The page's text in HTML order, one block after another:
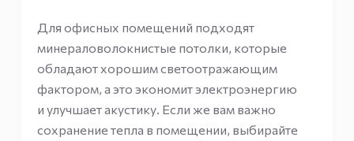
Для офисных помещений подходят
минераловолокнистые потолки, которые
обладают хорошим светоотражающим
фактором, а это экономит электроэнергию
и улучшает акустику. Если же вам важно
сохранение тепла в помещении, выбирайте